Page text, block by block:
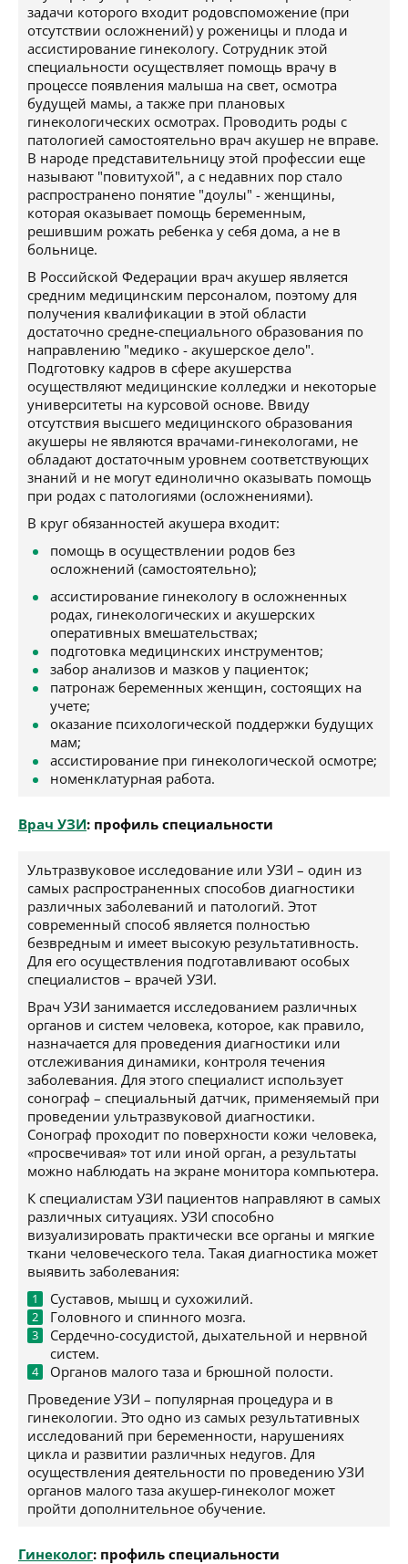
задачи которого входит родовспоможение (при
отсутствии осложнений) у роженицы и плода и
ассистирование гинекологу. Сотрудник этой
специальности осуществляет помощь врачу в
процессе появления малыша на свет, осмотра
будущей мамы, а также при плановых
гинекологических осмотрах. Проводить роды с
патологией самостоятельно врач акушер не вправе.
В народе представительницу этой профессии еще
называют "повитухой", а с недавних пор стало
распространено понятие "доулы" - женщины,
которая оказывает помощь беременным,
решившим рожать ребенка у себя дома, а не в
больнице.
В Российской Федерации врач акушер является
средним медицинским персоналом, поэтому для
получения квалификации в этой области
достаточно средне-специального образования по
направлению "медико - акушерское дело".
Подготовку кадров в сфере акушерства
осуществляют медицинские колледжи и некоторые
университеты на курсовой основе. Ввиду
отсутствия высшего медицинского образования
акушеры не являются врачами-гинекологами, не
обладают достаточным уровнем соответствующих
знаний и не могут единолично оказывать помощь
при родах с патологиями (осложнениями).
В круг обязанностей акушера входит:
помощь в осуществлении родов без
осложнений (самостоятельно);
ассистирование гинекологу в осложненных
родах, гинекологических и акушерских
оперативных вмешательствах;
подготовка медицинских инструментов;
забор анализов и мазков у пациенток;
патронаж беременных женщин, состоящих на
учете;
оказание психологической поддержки будущих
мам;
ассистирование при гинекологической осмотре;
номенклатурная работа.
Врач УЗИ: профиль специальности
Ультразвуковое исследование или УЗИ – один из
самых распространенных способов диагностики
различных заболеваний и патологий. Этот
современный способ является полностью
безвредным и имеет высокую результативность.
Для его осуществления подготавливают особых
специалистов – врачей УЗИ.
Врач УЗИ занимается исследованием различных
органов и систем человека, которое, как правило,
назначается для проведения диагностики или
отслеживания динамики, контроля течения
заболевания. Для этого специалист использует
сонограф – специальный датчик, применяемый при
проведении ультразвуковой диагностики.
Сонограф проходит по поверхности кожи человека,
«просвечивая» тот или иной орган, а результаты
можно наблюдать на экране монитора компьютера.
К специалистам УЗИ пациентов направляют в самых
различных ситуациях. УЗИ способно
визуализировать практически все органы и мягкие
ткани человеческого тела. Такая диагностика может
выявить заболевания:
Суставов, мышц и сухожилий.
Головного и спинного мозга.
Сердечно-сосудистой, дыхательной и нервной
систем.
Органов малого таза и брюшной полости.
Проведение УЗИ – популярная процедура и в
гинекологии. Это одно из самых результативных
исследований при беременности, нарушениях
цикла и развитии различных недугов. Для
осуществления деятельности по проведению УЗИ
органов малого таза акушер-гинеколог может
пройти дополнительное обучение.
Гинеколог: профиль специальности